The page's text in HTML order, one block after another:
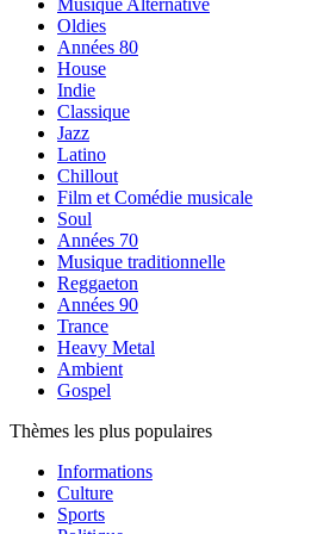
Musique Alternative
Oldies
Années 80
House
Indie
Classique
Jazz
Latino
Chillout
Film et Comédie musicale
Soul
Années 70
Musique traditionnelle
Reggaeton
Années 90
Trance
Heavy Metal
Ambient
Gospel
Thèmes les plus populaires
Informations
Culture
Sports